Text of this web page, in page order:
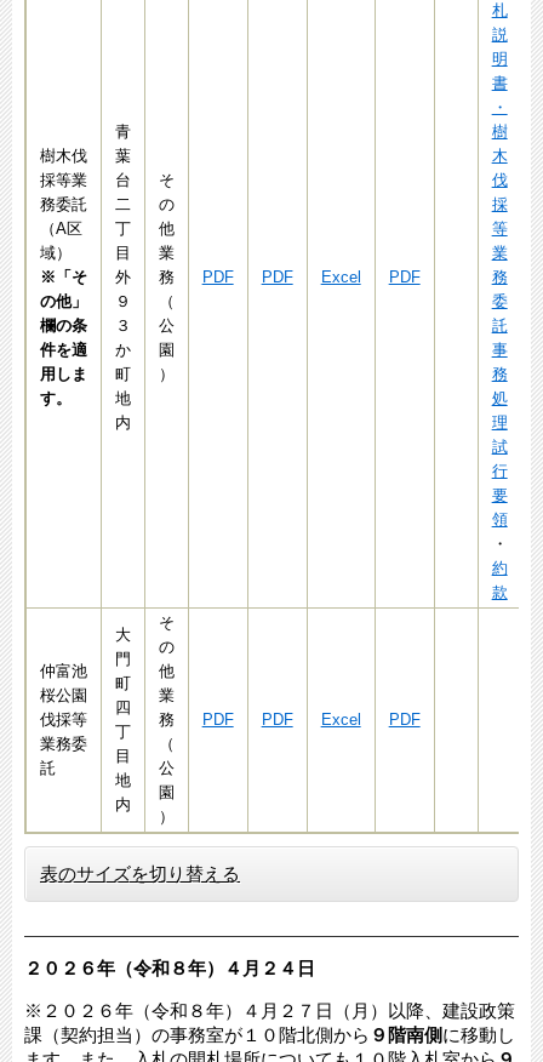
樹木伐
採等業
務委託
（A区
域）
※「そ
の他」
欄の条
件を適
用しま
す。
青
葉
台
二
丁
目
外
９
３
か
町
地
内
そ
の
他
業
務
（
公
園
）
PDF PDF Excel PDF
札
説
明
書
・
樹
木
伐
採
等
業
務
委
託
事
務
処
理
試
行
要
領
・
約
款
仲富池
桜公園
伐採等
業務委
託
大
門
町
四
丁
目
地
内
そ
の
他
業
務
（
公
園
）
PDF PDF Excel PDF
表のサイズを切り替える
２０２６年（令和８年）４月２４ 日​​​
※２０２６年（令和８年）４月２７日（月）以降、建設政策
課（契約担当）の事務室が１０階北側から ９階南側に移動し